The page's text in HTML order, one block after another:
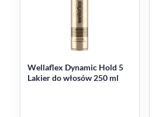
Wellaflex Dynamic Hold 5
Lakier do włosów 250 ml